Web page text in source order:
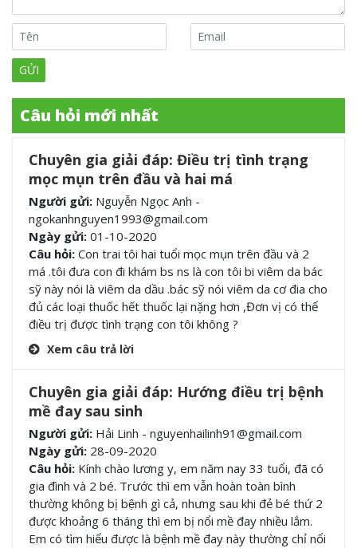
Câu hỏi mới nhất
Chuyên gia giải đáp: Điều trị tình trạng
mọc mụn trên đầu và hai má
Người gửi: Nguyễn Ngọc Anh -
ngokanhnguyen1993@gmail.com
Ngày gửi: 01-10-2020
Câu hỏi: Con trai tôi hai tuổi mọc mụn trên đầu và 2
má .tôi đưa con đi khám bs ns là con tôi bi viêm da bác
sỹ này nói là viêm da dầu .bác sỹ nói viêm da cơ đia cho
đủ các loại thuốc hết thuốc lại nặng hơn ,Đơn vị có thể
điều trị được tình trạng con tôi không ?
Xem câu trả lời
Chuyên gia giải đáp: Hướng điều trị bệnh
mề đay sau sinh
Người gửi: Hải Linh - nguyenhailinh91@gmail.com
Ngày gửi: 28-09-2020
Câu hỏi: Kính chào lương y, em năm nay 33 tuổi, đã có
gia đình và 2 bé. Trước thì em vẫn hoàn toàn bình
thường không bị bệnh gì cả, nhưng sau khi đẻ bé thứ 2
được khoảng 6 tháng thì em bị nổi mề đay nhiều lắm.
Em có tìm hiểu được là bệnh mề đay này thường chỉ nổi